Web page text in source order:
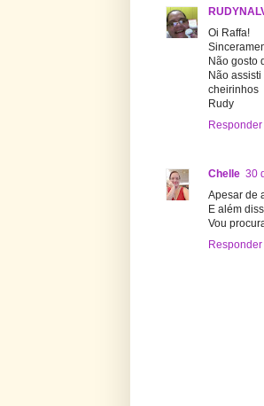
Oi Raffa!
Não gosto
Não
cheirinhos
Rudy
Responder
Chelle 30
Apesar de
E além
Vou
Responder